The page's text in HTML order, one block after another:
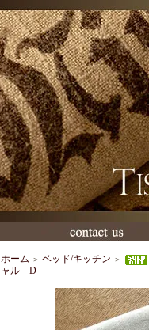
ホーム ＞ ベッド/キッチン ＞
ャル D